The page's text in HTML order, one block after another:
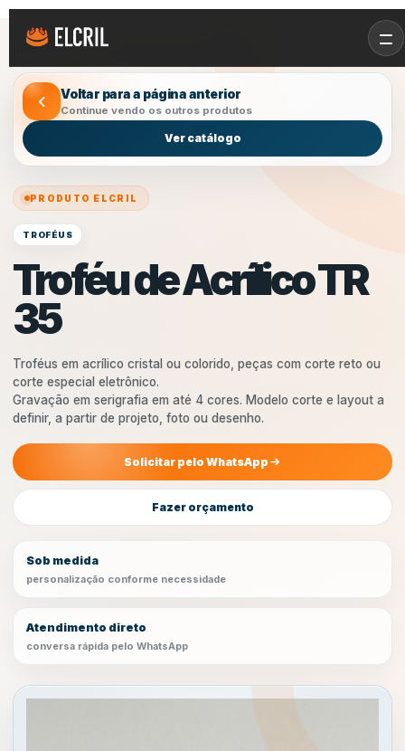
Produtos /Troféu de Acrílico TR 35
Voltar para a página anterior
Continue vendo os outros produtos
Ver catálogo
PRODUTO ELCRIL
TROFÉUS
Troféu de Acrílico TR
35
Troféus em acrílico cristal ou colorido, peças com corte reto ou
corte especial eletrônico.
Gravação em serigrafia em até 4 cores. Modelo corte e layout a
definir, a partir de projeto, foto ou desenho.
Solicitar pelo WhatsApp
Fazer orçamento
Sob medida
personalização conforme necessidade
Atendimento direto
conversa rápida pelo WhatsApp